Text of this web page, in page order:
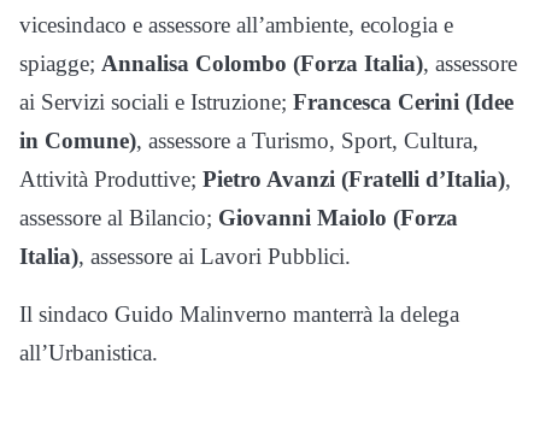
vicesindaco e assessore all’ambiente, ecologia e
spiagge; Annalisa Colombo (Forza Italia), assessore
ai Servizi sociali e Istruzione; Francesca Cerini (Idee
in Comune), assessore a Turismo, Sport, Cultura,
Attività Produttive; Pietro Avanzi (Fratelli d’Italia),
assessore al Bilancio; Giovanni Maiolo (Forza
Italia), assessore ai Lavori Pubblici.
Il sindaco Guido Malinverno manterrà la delega
all’Urbanistica.